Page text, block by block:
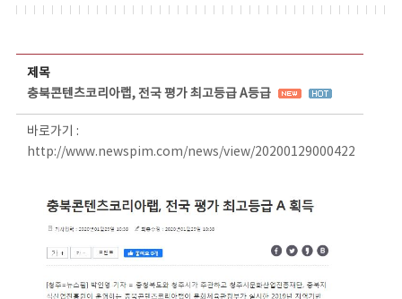
제목
충북콘텐츠코리아랩, 전국 평가 최고등급 A등급
바로가기 :
http://www.newspim.com/news/view/20200129000422